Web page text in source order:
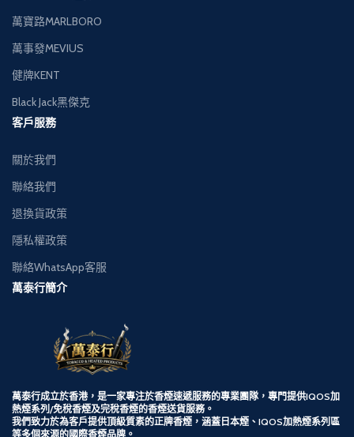
萬寶路MARLBORO
萬事發MEVIUS
健牌KENT
Black Jack黑傑克
客戶服務
關於我們
聯絡我們
退換貨政策
隱私權政策
聯絡WhatsApp客服
萬泰行簡介
萬泰行成立於香港，是一家專注於香煙速遞服務的專業團隊，專門提供IQOS加
熱煙系列/免稅香煙及完稅香煙的香煙送貨服務。
我們致力於為客戶提供頂級質素的正牌香煙，涵蓋日本煙、IQOS加熱煙系列區
等多個來源的國際香煙品牌。